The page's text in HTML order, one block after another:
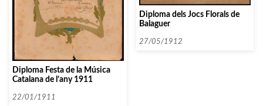
Diploma Festa de la Música
Catalana de l’any 1911
22/01/1911
Diploma dels Jocs Florals de
Balaguer
27/05/1912